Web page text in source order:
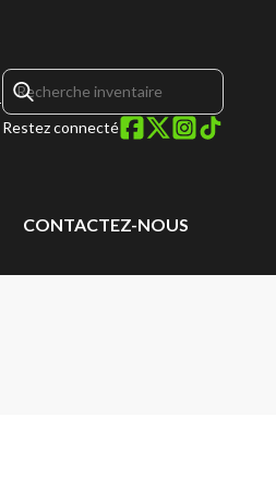
Restez connecté
CONTACTEZ-NOUS